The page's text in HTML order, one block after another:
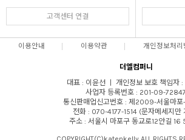
고객센터 연결
이용안내 이용약관 개인정보처리
더엘컴퍼니
대표 : 이윤선 ㅣ 개인정보 보호 책임자 :
사업자 등록번호 : 201-09-72847
통신판매업신고번호 : 제2009-서울마
전화 : 070-4177-1514 (문자메세지만
주소 : 서울시 마포구 동교로12안길 16